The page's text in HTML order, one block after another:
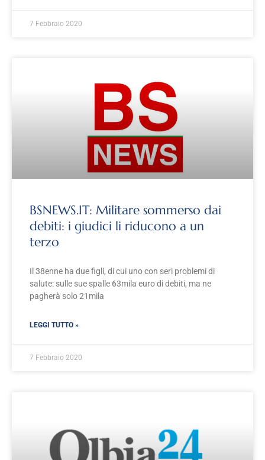
7 Febbraio 2020
BSNEWS.IT: Militare sommerso dai
debiti: i giudici li riducono a un
terzo
Il 38enne ha due figli, di cui uno con seri problemi di
salute: sulle sue spalle 63mila euro di debiti, ma ne
pagherà solo 21mila
LEGGI TUTTO »
7 Febbraio 2020